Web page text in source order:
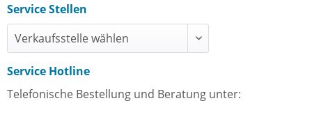
Service Stellen
Service Hotline
Telefonische Bestellung und Beratung unter: